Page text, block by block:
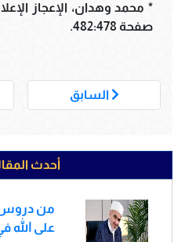
* محمد وهدان، الإعجاز
صفحة 482:478.
السابق
أحدث
من دروس
على